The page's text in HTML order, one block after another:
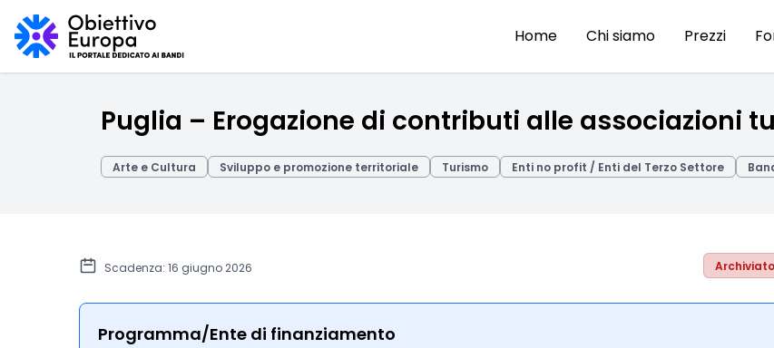
Home Chi siamo Prezzi
Puglia – Erogazione di contributi alle associazioni
Arte e Cultura Sviluppo e promozione territoriale Turismo Enti no profit / Enti del Terzo Settore
Scadenza: 16 giugno 2026 Archiviato
Programma/Ente di finanziamento